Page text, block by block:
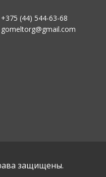
+375 (44) 544-63-68
gomeltorg@gmail.com
защищены.